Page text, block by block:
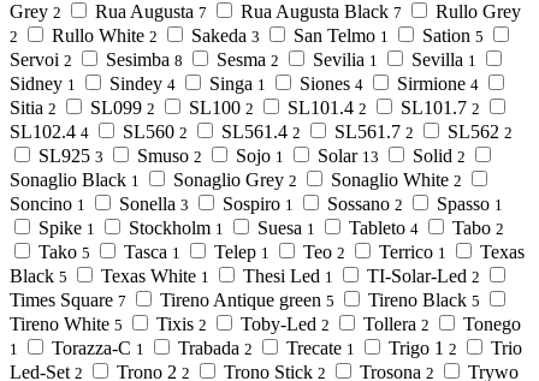
Grey 2 Rua Augusta 7 Rua Augusta Black 7 Rullo Grey
2 Rullo White 2 Sakeda 3 San Telmo 1 Sation 5
Servoi 2 Sesimba 8 Sesma 2 Sevilia 1 Sevilla 1
Sidney 1 Sindey 4 Singa 1 Siones 4 Sirmione 4
Sitia 2 SL099 2 SL100 2 SL101.4 2 SL101.7 2
SL102.4 4 SL560 2 SL561.4 2 SL561.7 2 SL562 2
SL925 3 Smuso 2 Sojo 1 Solar 13 Solid 2
Sonaglio Black 1 Sonaglio Grey 2 Sonaglio White 2
Soncino 1 Sonella 3 Sospiro 1 Sossano 2 Spasso 1
Spike 1 Stockholm 1 Suesa 1 Tableto 4 Tabo 2
Tako 5 Tasca 1 Telep 1 Teo 2 Terrico 1
Texas
Black 5 Texas White 1 Thesi Led 1 TI-Solar-Led 2
Times Square 7 Tireno Antique green 5 Tireno Black 5
Tireno White 5 Tixis 2 Toby-Led 2 Tollera 2 Tonego
1 Torazza-C 1 Trabada 2 Trecate 1 Trigo 1 2
Trio
Led-Set 2 Trono 2 2 Trono Stick 2 Trosona 2 Trywo